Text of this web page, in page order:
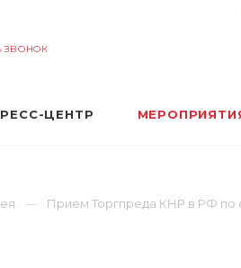
ЗВОНОК
ЦЕНТР
Прием Торгпреда КНР в РФ по